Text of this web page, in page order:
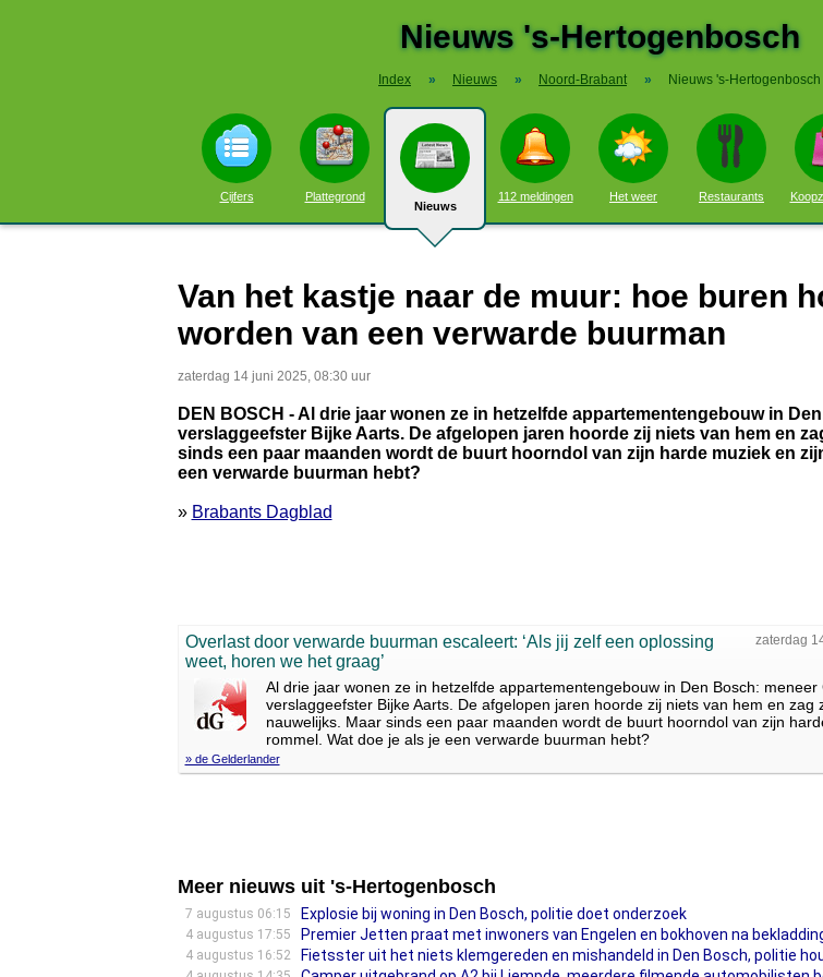
Nieuws 's-Hertogenbosch
Index » Nieuws » Noord-Brabant » Nieuws 's-Hertogenbosch
Cijfers Plattegrond
Nieuws
112 meldingen Het weer Restaurants
Van het kastje naar de muur: hoe buren
worden van een verwarde buurman
zaterdag 14 juni 2025, 08:30 uur
DEN BOSCH - Al drie jaar wonen ze in hetzelfde appartementengebouw in
verslaggeefster Bijke Aarts. De afgelopen jaren hoorde zij niets van hem en
sinds een paar maanden wordt de buurt hoorndol van zijn harde muziek en
een verwarde buurman hebt?
» Brabants Dagblad
zaterdag
Overlast door verwarde buurman escaleert: ‘Als jij zelf een oplossing
weet, horen we het graag’
Al drie jaar wonen ze in hetzelfde appartementengebouw in Den Bosch: meneer
verslaggeefster Bijke Aarts. De afgelopen jaren hoorde zij niets van hem en zag
nauwelijks. Maar sinds een paar maanden wordt de buurt hoorndol van zijn
rommel. Wat doe je als je een verwarde buurman hebt?
» de Gelderlander
Meer nieuws uit 's-Hertogenbosch
7 augustus 06:15 Explosie bij woning in Den Bosch, politie doet onderzoek
4 augustus 17:55 Premier Jetten praat met inwoners van Engelen en bokhoven na
4 augustus 16:52 Fietsster uit het niets klemgereden en mishandeld in Den Bosch, politie